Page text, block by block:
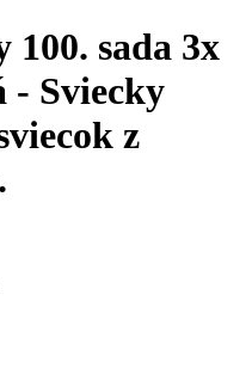
100. sada 3x
- Sviecky
z